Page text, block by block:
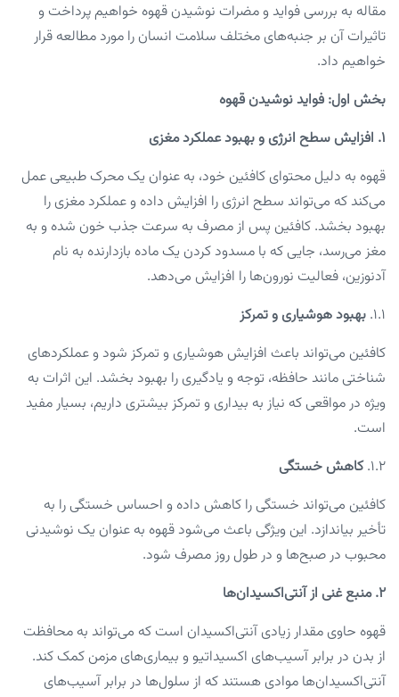
مقاله به بررسی فواید و مضرات نوشیدن قهوه خواهیم پرداخت و
تاثیرات آن بر جنبه‌های مختلف سلامت انسان را مورد مطالعه قرار
خواهیم داد.
بخش اول: فواید نوشیدن قهوه
۱. افزایش سطح انرژی و بهبود عملکرد مغزی
قهوه به دلیل محتوای کافئین خود، به عنوان یک محرک طبیعی عمل
می‌کند که می‌تواند سطح انرژی را افزایش داده و عملکرد مغزی را
بهبود بخشد. کافئین پس از مصرف به سرعت جذب خون شده و به
مغز می‌رسد، جایی که با مسدود کردن یک ماده بازدارنده به نام
آدنوزین، فعالیت نورون‌ها را افزایش می‌دهد.
1.1. بهبود هوشیاری و تمرکز
کافئین می‌تواند باعث افزایش هوشیاری و تمرکز شود و عملکردهای
شناختی مانند حافظه، توجه و یادگیری را بهبود بخشد. این اثرات به
ویژه در مواقعی که نیاز به بیداری و تمرکز بیشتری داریم، بسیار مفید
است.
1.2. کاهش خستگی
کافئین می‌تواند خستگی را کاهش داده و احساس خستگی را به
تأخیر بیاندازد. این ویژگی باعث می‌شود قهوه به عنوان یک نوشیدنی
محبوب در صبح‌ها و در طول روز مصرف شود.
۲. منبع غنی از آنتی‌اکسیدان‌ها
قهوه حاوی مقدار زیادی آنتی‌اکسیدان است که می‌تواند به محافظت
از بدن در برابر آسیب‌های اکسیداتیو و بیماری‌های مزمن کمک کند.
آنتی‌اکسیدان‌ها موادی هستند که از سلول‌ها در برابر آسیب‌های